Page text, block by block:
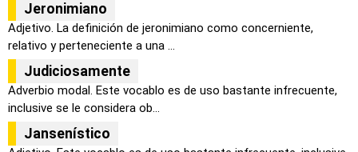
Jeronimiano
Adjetivo. La definición de jeronimiano como concerniente,
relativo y perteneciente a una ...
Judiciosamente
Adverbio modal. Este vocablo es de uso bastante infrecuente,
inclusive se le considera ob...
Jansenístico